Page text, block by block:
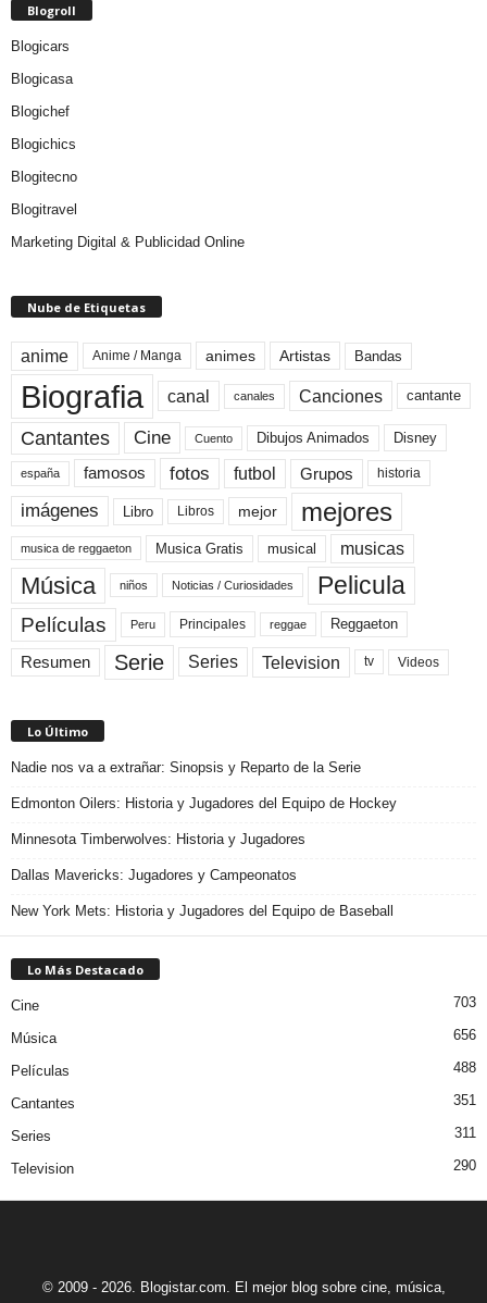
Blogroll
Blogicars
Blogicasa
Blogichef
Blogichics
Blogitecno
Blogitravel
Marketing Digital & Publicidad Online
Nube de Etiquetas
anime Anime / Manga animes Artistas Bandas
Biografia canal canales Canciones cantante
Cantantes Cine Cuento Dibujos Animados Disney
españa famosos fotos futbol Grupos historia
imágenes Libro Libros mejor mejores
musica de reggaeton Musica Gratis musical musicas
Música niños Noticias / Curiosidades Pelicula
Películas Peru Principales reggae Reggaeton
Resumen Serie Series Television tv Videos
Lo Último
Nadie nos va a extrañar: Sinopsis y Reparto de la Serie
Edmonton Oilers: Historia y Jugadores del Equipo de Hockey
Minnesota Timberwolves: Historia y Jugadores
Dallas Mavericks: Jugadores y Campeonatos
New York Mets: Historia y Jugadores del Equipo de Baseball
Lo Más Destacado
Cine 703
Música 656
Películas 488
Cantantes 351
Series 311
Television 290
© 2009 - 2026. Blogistar.com. El mejor blog sobre cine, música,